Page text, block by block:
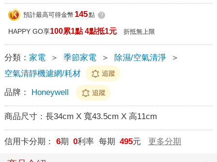
預計最高可得金幣 145點 ?
HAPPY GO享100累1點 4點抵1元 折抵無上限
分類： 家電 ＞ 季節家電 ＞ 除濕/空氣清淨
＞
空氣清靜機濾網/耗材
追蹤
品牌： Honeywell 追蹤
商品尺寸： 長34cm X 寬43.5cm X 高11cm
信用卡分期： 6期 0利率 每期 495元 更多分期